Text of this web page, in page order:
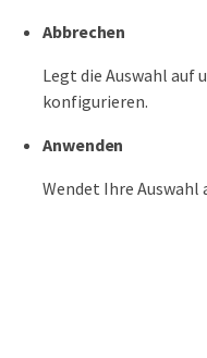
Abbrechen
Legt die Auswahl auf
konfigurieren.
Anwenden
Wendet Ihre Auswahl